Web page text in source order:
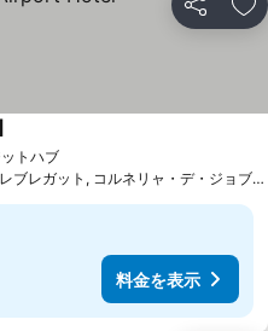
シェア お
トハブ料金を表示
料金を表示
ブレガット, コルネリャ・デ・ジョブ
料金を表示